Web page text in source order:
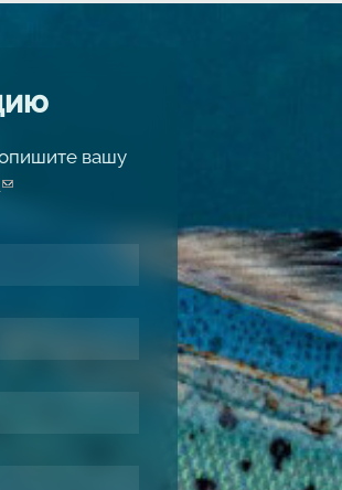
вашу
(link sends e-mail)